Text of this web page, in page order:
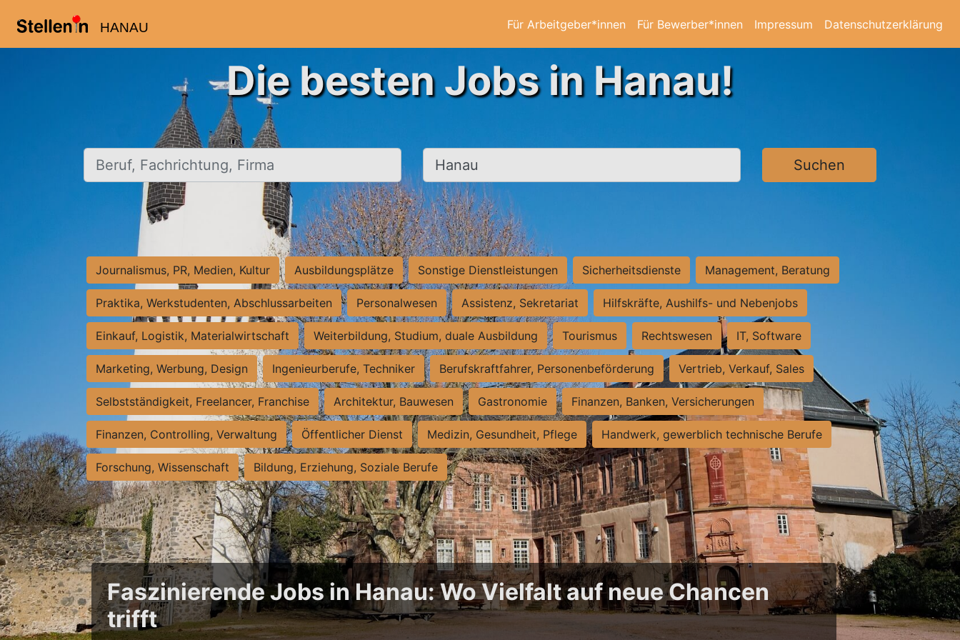
HANAU Für Arbeitgeber*innen Für Bewerber*innen Impressum Datenschutzerklärung
Die besten Jobs in Hanau!
Beruf, Fachrichtung, Firma Ort, Stadt Suchen
Journalismus, PR, Medien, Kultur Ausbildungsplätze Sonstige Dienstleistungen Sicherheitsdienste Management, Beratung
Praktika, Werkstudenten, Abschlussarbeiten Personalwesen Assistenz, Sekretariat Hilfskräfte, Aushilfs- und Nebenjobs
Einkauf, Logistik, Materialwirtschaft Weiterbildung, Studium, duale Ausbildung Tourismus Rechtswesen IT, Software
Marketing, Werbung, Design Ingenieurberufe, Techniker Berufskraftfahrer, Personenbeförderung Vertrieb, Verkauf, Sales
Selbstständigkeit, Freelancer, Franchise Architektur, Bauwesen Gastronomie Finanzen, Banken, Versicherungen
Finanzen, Controlling, Verwaltung Öffentlicher Dienst Medizin, Gesundheit, Pflege Handwerk, gewerblich technische Berufe
Forschung, Wissenschaft Bildung, Erziehung, Soziale Berufe
Faszinierende Jobs in Hanau: Wo Vielfalt auf neue Chancen
trifft